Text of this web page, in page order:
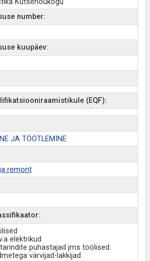
Kutsenõukogu
number:
kuupäev:
(EQF):
JA TÖÖTLEMINE
remont
elektrikud
puhastajad jms töölised
värvijad-lakkijad